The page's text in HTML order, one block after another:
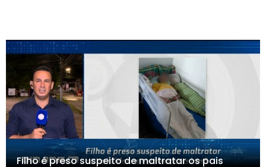
Filho é preso suspeito de maltratar os pais